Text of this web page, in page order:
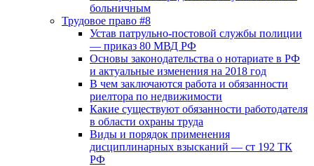
больничным
Трудовое право #8
Устав патрульно-постовой службы полиции
— приказ 80 МВД РФ
Основы законодательства о нотариате в РФ
и актуальные изменения на 2018 год
В чем заключаются работа и обязанности
риелтора по недвижимости
Какие существуют обязанности работодателя
в области охраны труда
Виды и порядок применения
дисциплинарных взысканий — ст 192 ТК
РФ